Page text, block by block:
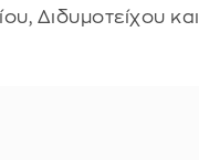
Διδυμοτείχου και